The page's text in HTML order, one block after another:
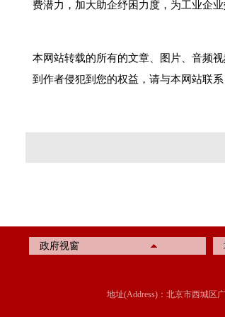
费潜力，加大助企纾困力度，为工业企
本网站转载的所有的文章、图片、音频
到作者侵犯到您的权益，请与本网站联系
政府视窗
地址(Address)：北京市西城区